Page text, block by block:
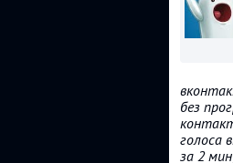
без
голоса
за 2